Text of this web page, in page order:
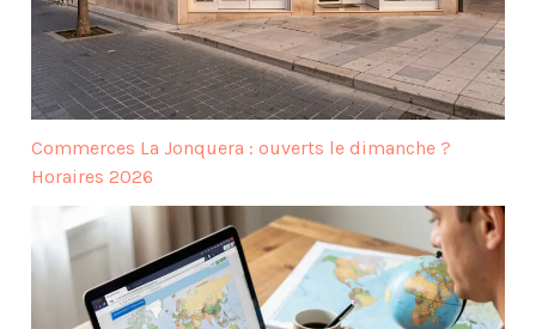
Commerces La Jonquera : ouverts le dimanche ?
Horaires 2026